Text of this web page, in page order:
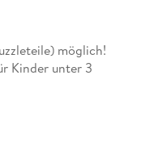
möglich!
Kinder unter 3